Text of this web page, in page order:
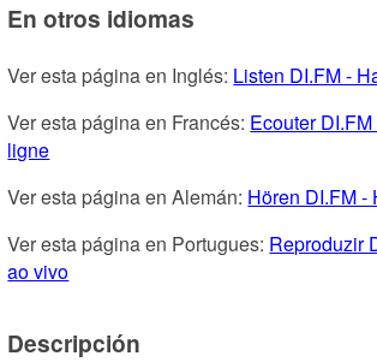
En otros idiomas
Ver esta página en Inglés: Listen DI.FM -
Ver esta página en Francés: Ecouter
ligne
Ver esta página en Alemán: Hören DI.FM -
Ver esta página en Portugues: Reproduzir
ao vivo
Descripción